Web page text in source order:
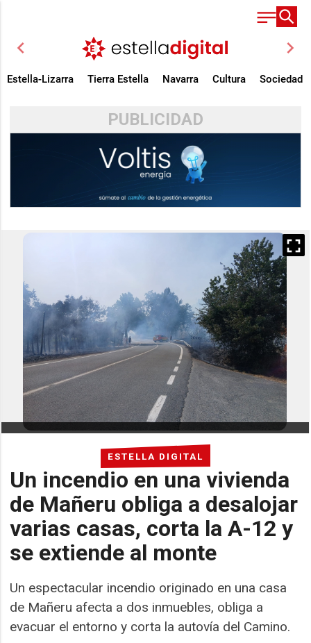
chevron_left chevron_right
Estella-Lizarra Tierra Estella Navarra Cultura Sociedad
PUBLICIDAD
ESTELLA DIGITAL
Un incendio en una vivienda
de Mañeru obliga a desalojar
varias casas, corta la A-12 y
se extiende al monte
Un espectacular incendio originado en una casa
de Mañeru afecta a dos inmuebles, obliga a
evacuar el entorno y corta la autovía del Camino.